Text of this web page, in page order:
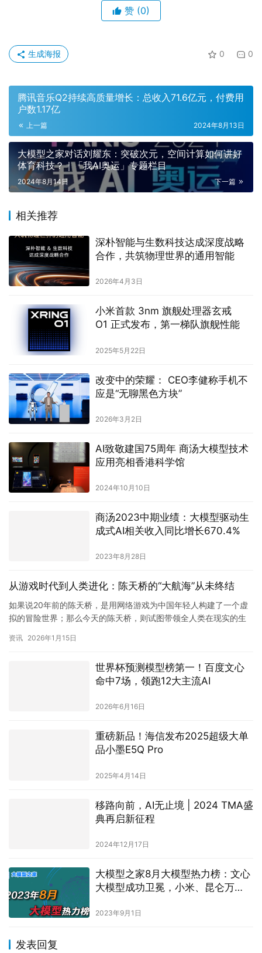
赞 (0)
0 0
生成海报
腾讯音乐Q2持续高质量增长：总收入71.6亿元，付费用
户数1.17亿
上一篇 2024年8月13日
大模型之家对话刘耀东：突破次元，空间计算如何讲好
体育科技？｜「我AI奥运」专题栏目
下一篇
2024年8月14日
相关推荐
深朴智能与生数科技达成深度战略
合作，共筑物理世界的通用智能
2026年4月3日
小米首款 3nm 旗舰处理器玄戒
O1 正式发布，第一梯队旗舰性能
2025年5月22日
改变中的荣耀： CEO李健称手机不
应是“无聊黑色方块”
2026年3月2日
AI致敬建国75周年 商汤大模型技术
应用亮相香港科学馆
2024年10月10日
商汤2023中期业绩：大模型驱动生
成式AI相关收入同比增长670.4%
2023年8月28日
从游戏时代到人类进化：陈天桥的“大航海”从未终结
如果说20年前的陈天桥，是用网络游戏为中国年轻人构建了一个虚
拟的冒险世界；那么今天的陈天桥，则试图带领全人类在现实的生
大…
资讯 2026年1月15日
世界杯预测模型榜第一！百度文心
命中7场，领跑12大主流AI
2026年6月16日
重磅新品！海信发布2025超级大单
品小墨E5Q Pro
2025年4月14日
移路向前，AI无止境 | 2024 TMA盛
典再启新征程
2024年12月17日
大模型之家8月大模型热力榜：文心
大模型成功卫冕，小米、昆仑万
2023年9月1日
发表回复